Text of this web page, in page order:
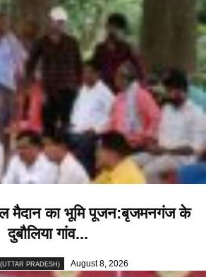
मैदान का भूमि पूजन:बृजमनगंज के
दुबौलिया गांव...
(UTTAR PRADESH) August 8, 2026